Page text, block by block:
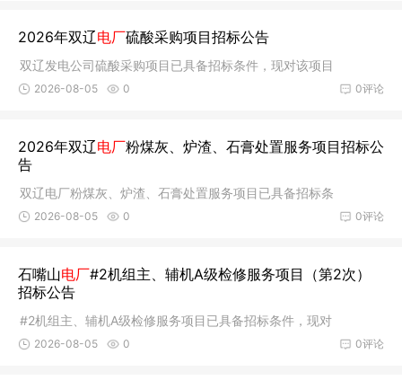
2026年双辽电厂硫酸采购项目招标公告
双辽发电公司硫酸采购项目已具备招标条件，现对该项目
0评论
2026-08-05 0
2026年双辽电厂粉煤灰、炉渣、石膏处置服务项目招标公
告
双辽电厂粉煤灰、炉渣、石膏处置服务项目已具备招标条
0评论
2026-08-05 0
石嘴山电厂#2机组主、辅机A级检修服务项目（第2次）
招标公告
#2机组主、辅机A级检修服务项目已具备招标条件，现对
0评论
2026-08-05 0